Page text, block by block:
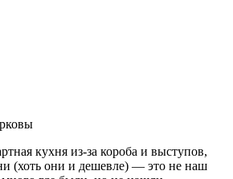
кухня из-за короба и выступов,
(хоть они и дешевле) — это не наш